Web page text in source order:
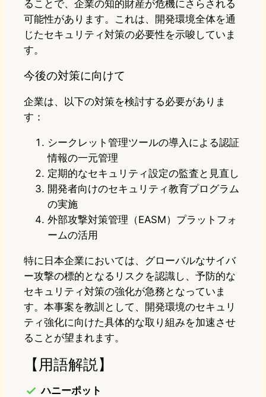
ることで、企業の知的財産が危機にさらされる
可能性があります。これは、開発環境全体を通
じたセキュリティ対策の必要性を示唆していま
す。
今後の対策に向けて
企業は、以下の対策を検討する必要がありま
す：
シークレット管理ツールの導入による認証
情報の一元管理
定期的なセキュリティ設定の監査と見直し
開発者向けのセキュリティ教育プログラム
の実施
外部攻撃対策管理（EASM）プラットフォ
ームの活用
特に日本企業においては、グローバルなサイバ
ー攻撃の標的となるリスクを認識し、予防的な
セキュリティ対策の強化が急務となっていま
す。本事案を教訓として、開発環境のセキュリ
ティ強化に向けた具体的な取り組みを加速させ
ることが望まれます。
【用語解説】
ハニーポット